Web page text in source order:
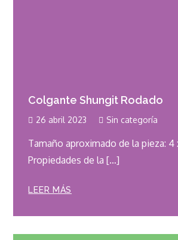
Colgante Shungit Rodado
26 abril 2023 Sin categoría
Tamaño aproximado de la pieza: 4
Propiedades de la […]
LEER MÁS